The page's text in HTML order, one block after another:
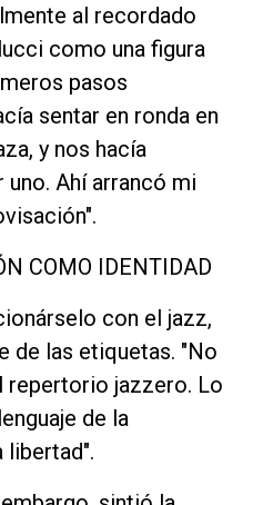
al recordado
como una figura
pasos
sentar en ronda en
y nos hacía
Ahí arrancó mi
COMO IDENTIDAD
con el jazz,
de las etiquetas. "No
repertorio jazzero. Lo
de la
libertad".